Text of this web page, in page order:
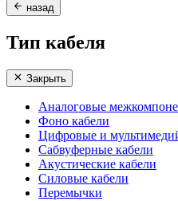
назад
Тип кабеля
Закрыть
Аналоговые
Фоно кабели
Цифровые и
Сабвуферные кабели
Акустические кабели
Силовые кабели
Перемычки